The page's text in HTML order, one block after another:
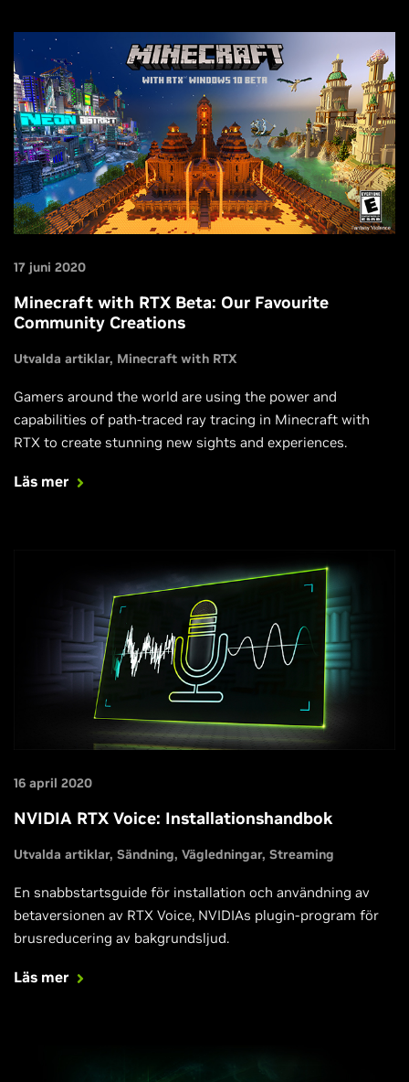
17 juni 2020
Minecraft with RTX Beta: Our Favourite
Community Creations
Utvalda artiklar Minecraft with RTX
Gamers around the world are using the power and
capabilities of path-traced ray tracing in Minecraft with
RTX to create stunning new sights and experiences.
Läs mer
16 april 2020
NVIDIA RTX Voice: Installationshandbok
Utvalda artiklar Sändning Vägledningar Streaming
En snabbstartsguide för installation och användning av
betaversionen av RTX Voice, NVIDIAs plugin-program för
brusreducering av bakgrundsljud.
Läs mer